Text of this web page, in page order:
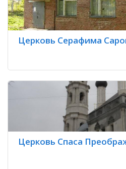
Церковь Серафима
Церковь Спаса